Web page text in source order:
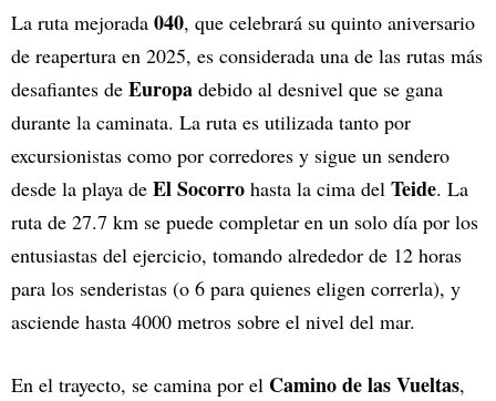
La ruta mejorada 040, que celebrará su quinto aniversario
de reapertura en 2025, es considerada una de las rutas más
desafiantes de Europa debido al desnivel que se gana
durante la caminata. La ruta es utilizada tanto por
excursionistas como por corredores y sigue un sendero
desde la playa de El Socorro hasta la cima del Teide. La
ruta de 27.7 km se puede completar en un solo día por los
entusiastas del ejercicio, tomando alrededor de 12 horas
para los senderistas (o 6 para quienes eligen correrla), y
asciende hasta 4000 metros sobre el nivel del mar.
En el trayecto, se camina por el Camino de las Vueltas,